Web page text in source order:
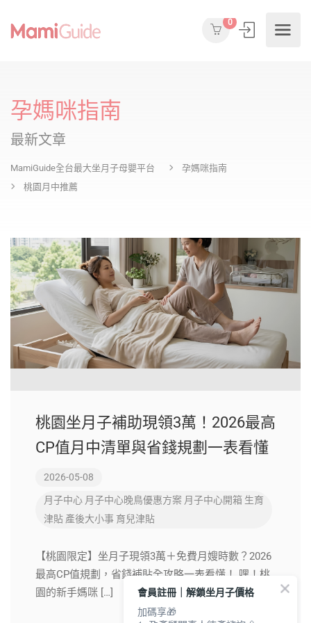
0
孕媽咪指南
最新文章
MamiGuide全台最大坐月子母嬰平台
孕媽咪指南
桃園月中推薦
桃園坐月子補助現領3萬！2026最高
CP值月中清單與省錢規劃一表看懂
2026-05-08
月子中心 月子中心晚鳥優惠方案 月子中心開箱 生育
津貼 產後大小事 育兒津貼
【桃園限定】坐月子現領3萬＋免費月嫂時數？2026
最高CP值規劃，省錢補貼全攻略一表看懂！ 嘿！桃
園的新手媽咪 […]
會員註冊｜解鎖坐月子價格
加碼享🎁